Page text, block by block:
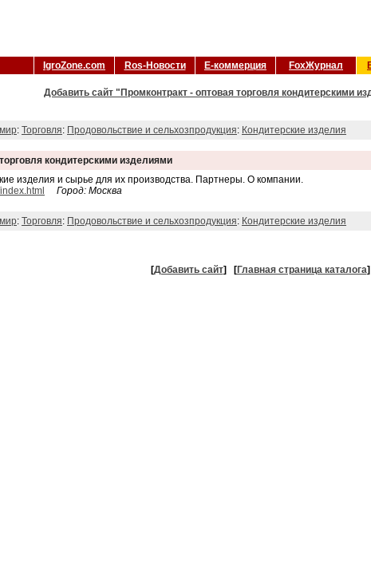
IgroZone.com Ros-Новости Е-коммерция FoxЖурнал
Добавить сайт "Промконтракт - оптовая торговля кондитерскими
: Торговля: Продовольствие и сельхозпродукция: Кондитерские изделия
кондитерскими изделиями
изделия и сырье для их производства. Партнеры. О компании.
Город: Москва
: Торговля: Продовольствие и сельхозпродукция: Кондитерские изделия
[Добавить сайт] [Главная страница каталога]